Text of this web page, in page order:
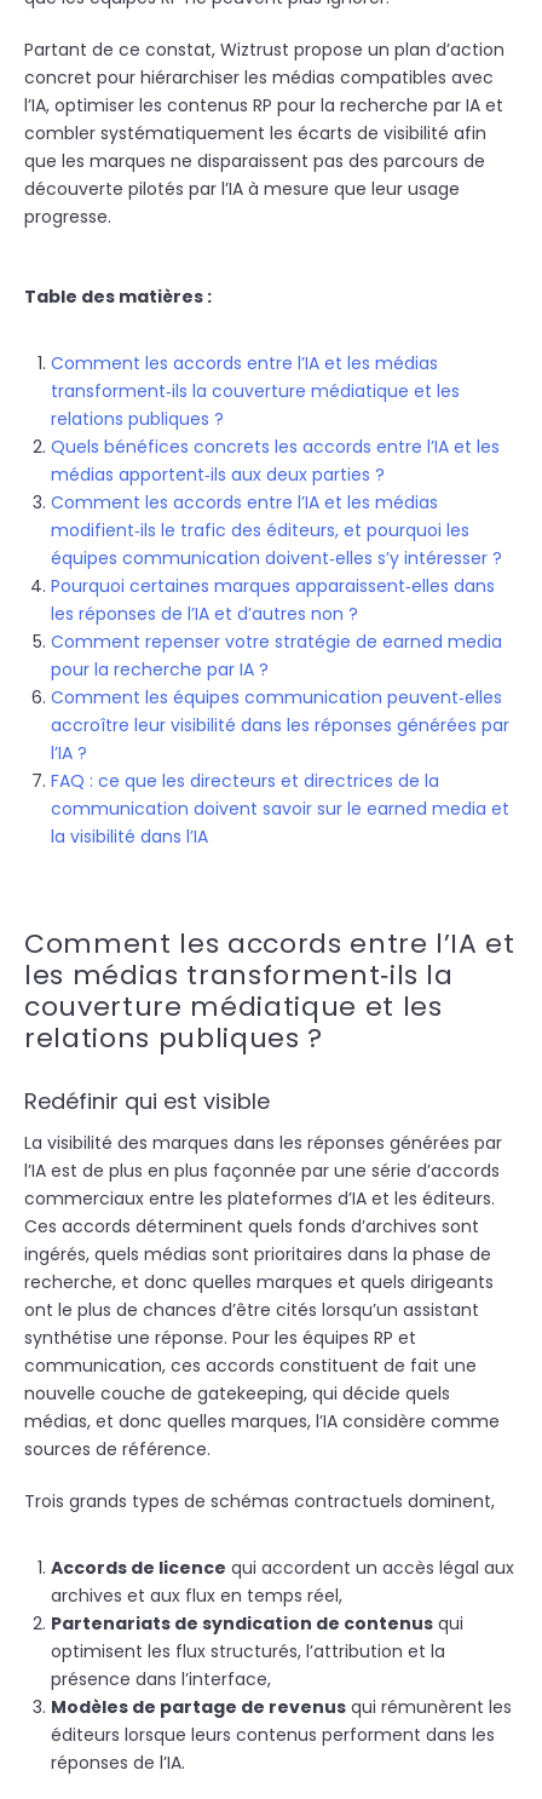
Partant de ce constat, Wiztrust propose un plan d’action
concret pour hiérarchiser les médias compatibles avec
l’IA, optimiser les contenus RP pour la recherche par IA et
combler systématiquement les écarts de visibilité afin
que les marques ne disparaissent pas des parcours de
découverte pilotés par l’IA à mesure que leur usage
progresse.
Table des matières :
Comment les accords entre l’IA et les médias
transforment‑ils la couverture médiatique et les
relations publiques ?
Quels bénéfices concrets les accords entre l’IA et les
médias apportent‑ils aux deux parties ?
Comment les accords entre l’IA et les médias
modifient‑ils le trafic des éditeurs, et pourquoi les
équipes communication doivent‑elles s’y intéresser ?
Pourquoi certaines marques apparaissent‑elles dans
les réponses de l’IA et d’autres non ?
Comment repenser votre stratégie de earned media
pour la recherche par IA ?
Comment les équipes communication peuvent‑elles
accroître leur visibilité dans les réponses générées par
l’IA ?
FAQ : ce que les directeurs et directrices de la
communication doivent savoir sur le earned media et
la visibilité dans l’IA
Comment les accords entre l’IA et
les médias transforment‑ils la
couverture médiatique et les
relations publiques ?
Redéfinir qui est visible
La visibilité des marques dans les réponses générées par
l’IA est de plus en plus façonnée par une série d’accords
commerciaux entre les plateformes d’IA et les éditeurs.
Ces accords déterminent quels fonds d’archives sont
ingérés, quels médias sont prioritaires dans la phase de
recherche, et donc quelles marques et quels dirigeants
ont le plus de chances d’être cités lorsqu’un assistant
synthétise une réponse. Pour les équipes RP et
communication, ces accords constituent de fait une
nouvelle couche de gatekeeping, qui décide quels
médias, et donc quelles marques, l’IA considère comme
sources de référence.
Trois grands types de schémas contractuels dominent,
Accords de licence qui accordent un accès légal aux
archives et aux flux en temps réel,
Partenariats de syndication de contenus qui
optimisent les flux structurés, l’attribution et la
présence dans l’interface,
Modèles de partage de revenus qui rémunèrent les
éditeurs lorsque leurs contenus performent dans les
réponses de l’IA.